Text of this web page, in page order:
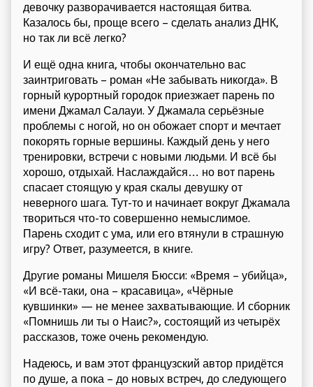
девочку разворачивается настоящая битва.
Казалось бы, проще всего – сделать анализ ДНК,
но так ли всё легко?
И ещё одна книга, чтобы окончательно вас
заинтриговать – роман «Не забывать никогда». В
горный курортный городок приезжает парень по
имени Джамал Салауи. У Джамала серьёзные
проблемы с ногой, но он обожает спорт и мечтает
покорять горные вершины. Каждый день у него
тренировки, встречи с новыми людьми. И всё бы
хорошо, отдыхай. Наслаждайся… но вот парень
спасает стоящую у края скалы девушку от
неверного шага. Тут-то и начинает вокруг Джамала
твориться что-то совершенно немыслимое.
Парень сходит с ума, или его втянули в страшную
игру? Ответ, разумеется, в книге.
Другие романы Мишеля Бюсси: «Время – убийца»,
«И всё-таки, она – красавица», «Чёрные
кувшинки» — не менее захватывающие. И сборник
«Помнишь ли ты о Наис?», состоящий из четырёх
рассказов, тоже очень рекомендую.
Надеюсь, и вам этот французский автор придётся
по душе, а пока – до новых встреч, до следующего